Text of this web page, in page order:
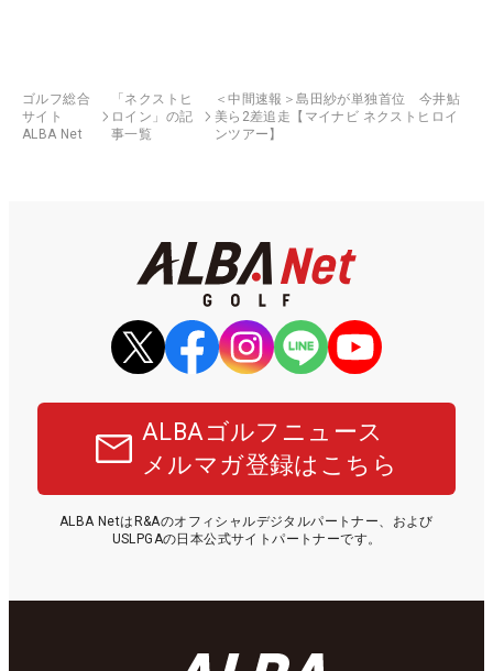
ゴルフ総合
サイト
ALBA Net
「ネクストヒ
ロイン」の記
事一覧
＜中間速報＞島田紗が単独首位 今井鮎
美ら2差追走【マイナビ ネクストヒロイ
ンツアー】
ALBAゴルフニュース
メルマガ登録はこちら
ALBA NetはR&Aのオフィシャルデジタルパートナー、および
USLPGAの日本公式サイトパートナーです。